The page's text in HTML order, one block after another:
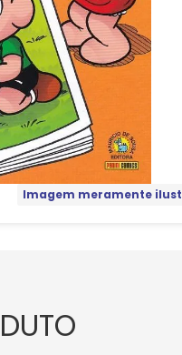
Imagem meramente